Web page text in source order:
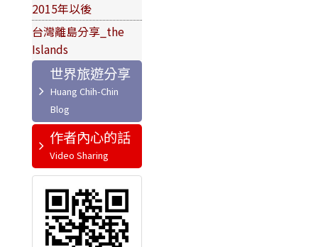
2015年以後
台灣離島分享_the
Islands
世界旅遊分享
作者內心的話